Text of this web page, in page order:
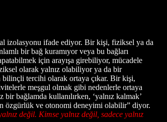
izolasyonu ifade ediyor. Bir kişi, fiziksel ya da
bir bağ kuramıyor veya bu bağları
için arayışa girebiliyor, mücadele
olarak yalnız olabiliyor ya da bir
bilinçli tercihi olarak ortaya çıkar. Bir kişi,
meşgul olmak gibi nedenlerle ortaya
bağlamda kullanılırken, ‘yalnız kalmak’
özgürlük ve otonomi deneyimi olabilir” diyor.
değil. Kimse yalnız değil, sadece yalnız